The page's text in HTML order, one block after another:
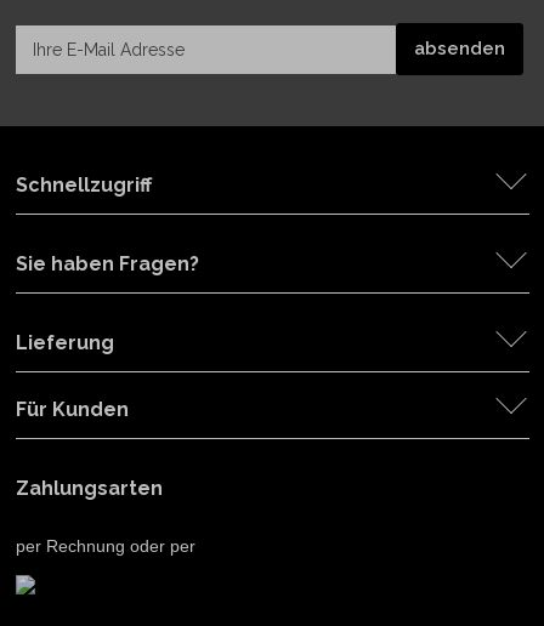
Schnellzugriff
Sie haben Fragen?
Lieferung
Für Kunden
Zahlungsarten
per Rechnung oder per